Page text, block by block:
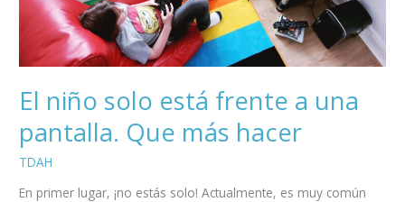
El niño solo está frente a una
pantalla. Que más hacer
TDAH
En primer lugar, ¡no estás solo! Actualmente, es muy común
más
hacer